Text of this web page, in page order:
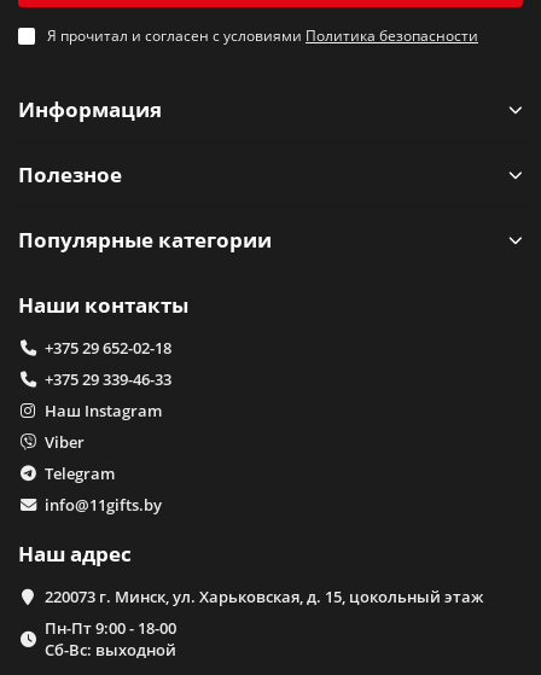
Я прочитал и согласен с условиями Политика безопасности
Информация
Полезное
Популярные категории
Наши контакты
+375 29 652-02-18
+375 29 339-46-33
Наш Instagram
Viber
Telegram
info@11gifts.by
Наш адрес
220073 г. Минск, ул. Харьковская, д. 15, цокольный этаж
Пн-Пт 9:00 - 18-00
Сб-Вс: выходной